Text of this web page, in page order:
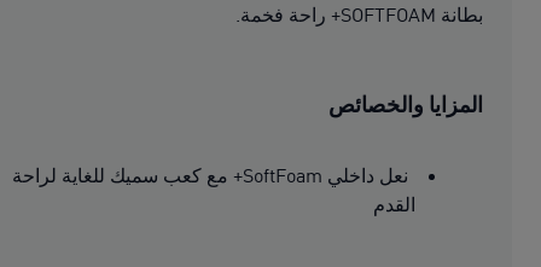
بطانة SOFTFOAM+ راحة فخمة.
المزايا والخصائص
نعل داخلي SoftFoam+ مع كعب سميك للغاية لراحة
القدم